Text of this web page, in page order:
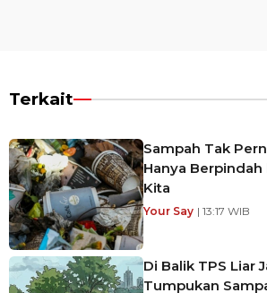
Terkait
Sampah Tak
Hanya Berpindah
Kita
Your Say | 13:17 WIB
Di Balik TPS Liar
Tumpukan